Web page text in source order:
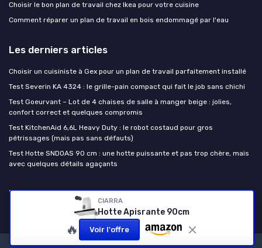
CIARRA
Hotte Apisrante 90cm
🔥 Voir l'offre
Choisir le bon plan de travail chez Ikea pour votre cuisine
Comment réparer un plan de travail en bois endommagé par l'eau
Les derniers articles
Choisir un cuisiniste à Gex pour un plan de travail parfaitement installé
Test Severin KA 4324 : le grille-pain compact qui fait le job sans chichi
Test Goeurvant – Lot de 4 chaises de salle à manger beige : jolies,
confort correct et quelques compromis
Test KitchenAid 6,6L Heavy Duty : le robot costaud pour gros
pétrissages (mais pas sans défauts)
Test Hotte SNDOAS 90 cm : une hotte puissante et pas trop chère, mais
avec quelques détails agaçants
Le plan de travail cuisine